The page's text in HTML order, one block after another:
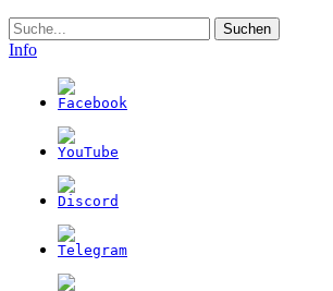
Suche
Info